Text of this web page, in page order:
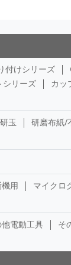
付けシリーズ
シリーズ カッ
研玉 研磨布紙/
用
マイクロ
他電動工具
そ